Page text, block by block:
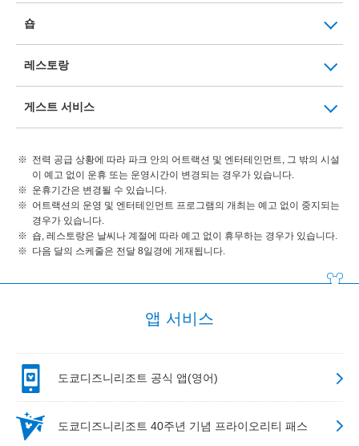
숍
레스토랑
게스트 서비스
전력 공급 상황에 따라 파크 안의 어트랙션 및 엔터테인먼트, 그 밖의 시설
이 예고 없이 운휴 또는 운영시간이 변경되는 경우가 있습니다.
운휴기간은 변경될 수 있습니다.
어트랙션의 운영 및 엔터테인먼트 프로그램의 개최는 예고 없이 중지되는
경우가 있습니다.
숍, 레스토랑은 날씨나 계절에 따라 예고 없이 휴무하는 경우가 있습니다.
다음 달의 스케줄은 전달 8일경에 게재됩니다.
앱 서비스
도쿄디즈니리조트 공식 앱(영어)
도쿄디즈니리조트 40주년 기념 프라이오리티 패스